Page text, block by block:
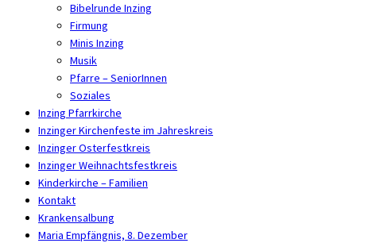
Bibelrunde Inzing
Firmung
Minis Inzing
Musik
Pfarre – SeniorInnen
Soziales
Inzing Pfarrkirche
Inzinger Kirchenfeste im Jahreskreis
Inzinger Osterfestkreis
Inzinger Weihnachtsfestkreis
Kinderkirche – Familien
Kontakt
Krankensalbung
Maria Empfängnis, 8. Dezember